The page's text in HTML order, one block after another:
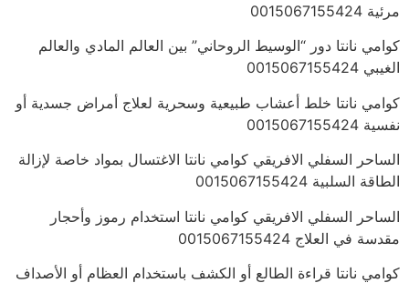
مرئية 0015067155424
كوامي نانتا دور “الوسيط الروحاني” بين العالم المادي والعالم
الغيبي 0015067155424
كوامي نانتا خلط أعشاب طبيعية وسحرية لعلاج أمراض جسدية أو
نفسية 0015067155424
الساحر السفلي الافريقي كوامي نانتا الاغتسال بمواد خاصة لإزالة
الطاقة السلبية 0015067155424
الساحر السفلي الافريقي كوامي نانتا استخدام رموز وأحجار
مقدسة في العلاج 0015067155424
كوامي نانتا قراءة الطالع أو الكشف باستخدام العظام أو الأصداف